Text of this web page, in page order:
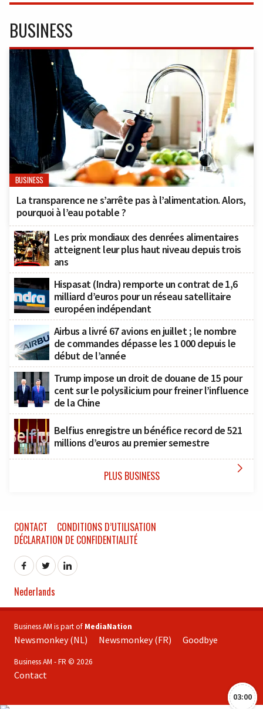
BUSINESS
BUSINESS
La transparence ne s’arrête pas à l’alimentation. Alors,
pourquoi à l’eau potable ?
Les prix mondiaux des denrées alimentaires
atteignent leur plus haut niveau depuis trois
ans
Hispasat (Indra) remporte un contrat de 1,6
milliard d’euros pour un réseau satellitaire
européen indépendant
Airbus a livré 67 avions en juillet ; le nombre
de commandes dépasse les 1 000 depuis le
début de l’année
Trump impose un droit de douane de 15 pour
cent sur le polysilicium pour freiner l’influence
de la Chine
Belfius enregistre un bénéfice record de 521
millions d’euros au premier semestre
PLUS BUSINESS 
03:00
CONTACT
CONDITIONS D’UTILISATION
DÉCLARATION DE CONFIDENTIALITÉ
Nederlands
Business AM is part of MediaNation
Newsmonkey (NL) Newsmonkey (FR) Goodbye
Business AM - FR © 2026
Contact